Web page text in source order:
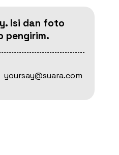
Isi dan foto
pengirim.
yoursay@suara.com